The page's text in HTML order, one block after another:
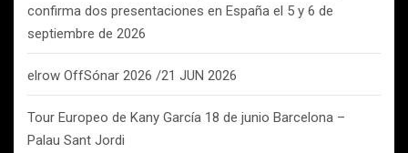
confirma dos presentaciones en España el 5 y 6 de
septiembre de 2026
elrow OffSónar 2026 /21 JUN 2026
Tour Europeo de Kany García 18 de junio Barcelona –
Palau Sant Jordi